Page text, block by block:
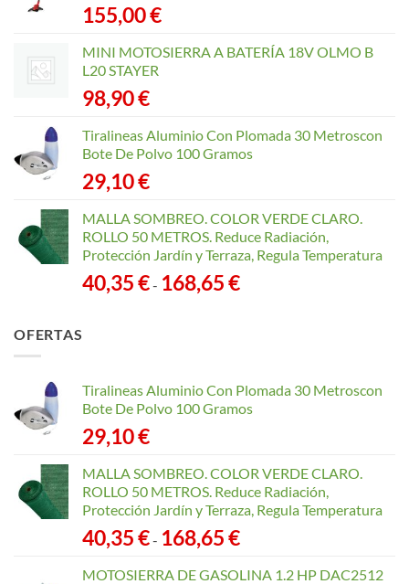
155,00€
MINI MOTOSIERRA A BATERÍA 18V OLMO B
L20 STAYER
98,90€
Tiralineas Aluminio Con Plomada 30 Metroscon
Bote De Polvo 100 Gramos
29,10€
MALLA SOMBREO. COLOR VERDE CLARO.
ROLLO 50 METROS. Reduce Radiación,
Protección Jardín y Terraza, Regula Temperatura
40,35€- 168,65€Rango
168,65 €
OFERTAS
Tiralineas Aluminio Con Plomada 30 Metroscon
Bote De Polvo 100 Gramos
29,10€
MALLA SOMBREO. COLOR VERDE CLARO.
ROLLO 50 METROS. Reduce Radiación,
Protección Jardín y Terraza, Regula Temperatura
40,35€- 168,65€Rango
precios:
MOTOSIERRA DE GASOLINA 1.2 HP DAC2512